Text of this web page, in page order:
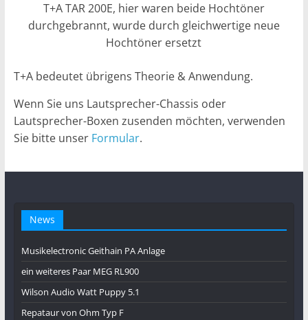
T+A TAR 200E, hier waren beide Hochtöner
durchgebrannt, wurde durch gleichwertige neue
Hochtöner ersetzt
T+A bedeutet übrigens Theorie & Anwendung.
Wenn Sie uns Lautsprecher-Chassis oder
Lautsprecher-Boxen zusenden möchten, verwenden
Sie bitte unser Formular.
News
Musikelectronic Geithain PA Anlage
ein weiteres Paar MEG RL900
Wilson Audio Watt Puppy 5.1
Repataur von Ohm Typ F